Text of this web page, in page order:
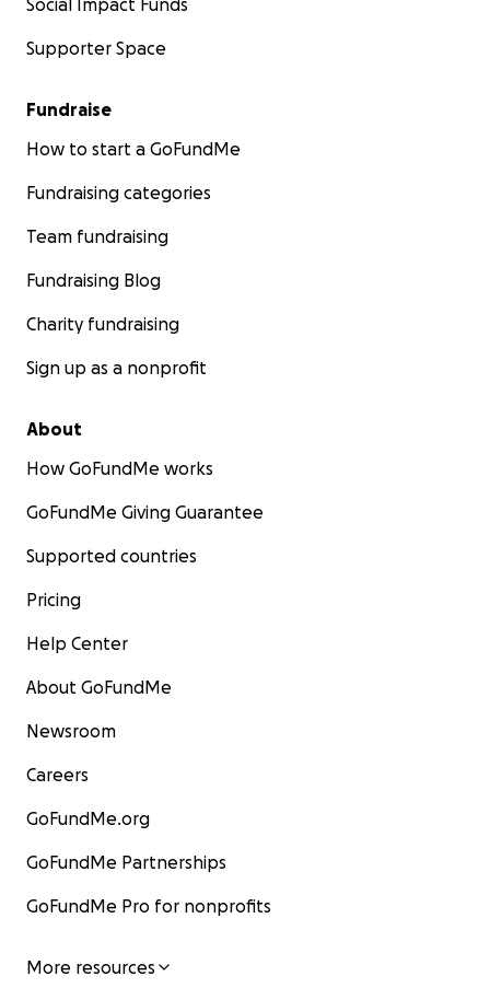
Social Impact Funds
Supporter Space
Fundraise
How to start a GoFundMe
Fundraising categories
Team fundraising
Fundraising Blog
Charity fundraising
Sign up as a nonprofit
About
How GoFundMe works
GoFundMe Giving Guarantee
Supported countries
Pricing
Help Center
About GoFundMe
Newsroom
Careers
GoFundMe.org
GoFundMe Partnerships
GoFundMe Pro for nonprofits
More resources